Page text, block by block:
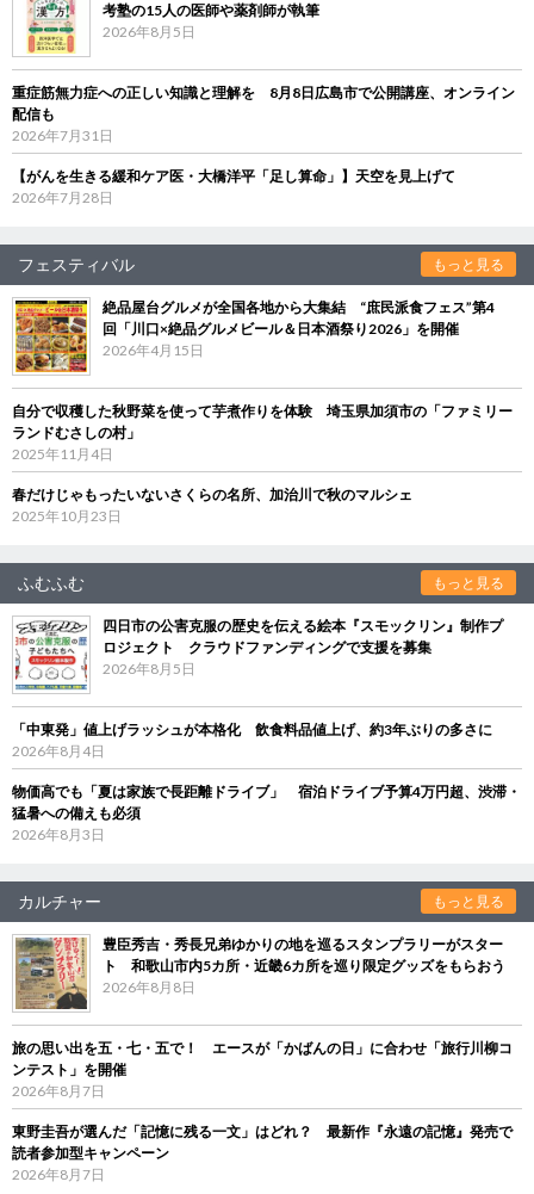
考塾の15人の医師や薬剤師が執筆
2026年8月5日
重症筋無力症への正しい知識と理解を 8月8日広島市で公開講座、オンライン
配信も
2026年7月31日
【がんを生きる緩和ケア医・大橋洋平「足し算命」】天空を見上げて
2026年7月28日
フェスティバル もっと見る
絶品屋台グルメが全国各地から大集結 “庶民派食フェス”第4
回「川口×絶品グルメビール＆日本酒祭り2026」を開催
2026年4月15日
自分で収穫した秋野菜を使って芋煮作りを体験 埼玉県加須市の「ファミリー
ランドむさしの村」
2025年11月4日
春だけじゃもったいないさくらの名所、加治川で秋のマルシェ
2025年10月23日
ふむふむ もっと見る
四日市の公害克服の歴史を伝える絵本『スモックリン』制作プ
ロジェクト クラウドファンディングで支援を募集
2026年8月5日
「中東発」値上げラッシュが本格化 飲食料品値上げ、約3年ぶりの多さに
2026年8月4日
物価高でも「夏は家族で長距離ドライブ」 宿泊ドライブ予算4万円超、渋滞・
猛暑への備えも必須
2026年8月3日
カルチャー もっと見る
豊臣秀吉・秀長兄弟ゆかりの地を巡るスタンプラリーがスター
ト 和歌山市内5カ所・近畿6カ所を巡り限定グッズをもらおう
2026年8月8日
旅の思い出を五・七・五で！ エースが「かばんの日」に合わせ「旅行川柳コ
ンテスト」を開催
2026年8月7日
東野圭吾が選んだ「記憶に残る一文」はどれ？ 最新作『永遠の記憶』発売で
読者参加型キャンペーン
2026年8月7日